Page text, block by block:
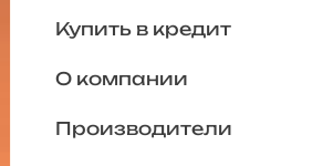
Купить в кредит
О компании
Производители